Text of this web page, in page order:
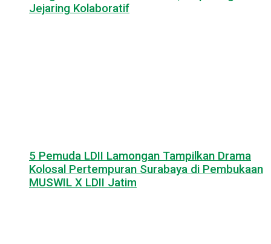
Jejaring Kolaboratif
5 Pemuda LDII Lamongan Tampilkan Drama
Kolosal Pertempuran Surabaya di Pembukaan
MUSWIL X LDII Jatim